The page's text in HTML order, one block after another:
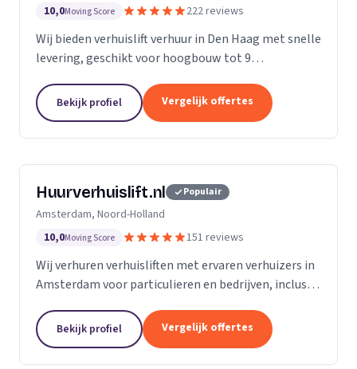
10,0Moving Score 222 reviews
Wij bieden verhuislift verhuur in Den Haag met snelle
levering, geschikt voor hoogbouw tot 9
Bekijk profiel Vergelijk offertes
Huurverhuislift.nl Populair
Amsterdam, Noord-Holland
10,0Moving Score 151 reviews
Wij verhuren verhuisliften met ervaren verhuizers in
Amsterdam voor particulieren en bedrijven, inclusief
Bekijk profiel Vergelijk offertes